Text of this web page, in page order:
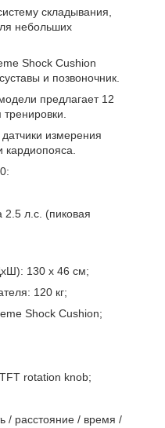
складывания,
небольших
Shock Cushion
и позвоночник.
предлагает 12
измерения
кардиопояса.
2.5 л.с. (пиковая
130 х 46 см;
120 кг;
Shock Cushion;
rotation knob;
/ расстояние / время /